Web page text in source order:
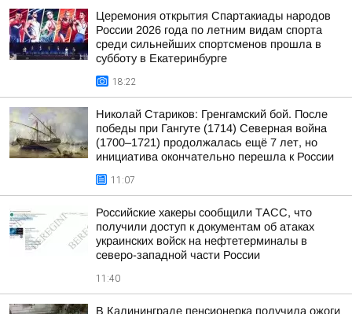
Церемония открытия Спартакиады народов
России 2026 года по летним видам спорта
среди сильнейших спортсменов прошла в
субботу в Екатеринбурге
18:22
Николай Стариков: Гренгамский бой. После
победы при Гангуте (1714) Северная война
(1700–1721) продолжалась ещё 7 лет, но
инициатива окончательно перешла к России
11:07
Российские хакеры сообщили ТАСС, что
получили доступ к документам об атаках
украинских войск на нефтетерминалы в
северо-западной части России
11:40
В Калининграде пенсионерка получила ожоги